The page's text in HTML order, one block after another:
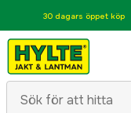
30 dagars öppet köp